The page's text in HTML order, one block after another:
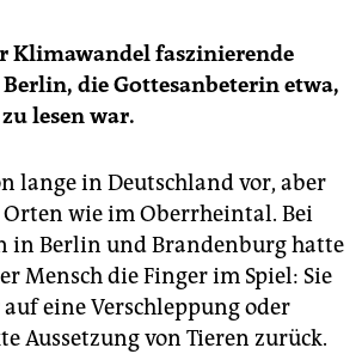
Klimawandel faszinierende
die Gottesanbeterin etwa,
lesen war.
lange in Deutschland vor, aber
wie im Oberrheintal. Bei
in Berlin und Brandenburg hatte
Mensch die Finger im Spiel: Sie
eine Verschleppung oder
Aussetzung von Tieren zurück.